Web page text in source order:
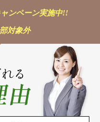
ャンペーン実施中!!
対象外